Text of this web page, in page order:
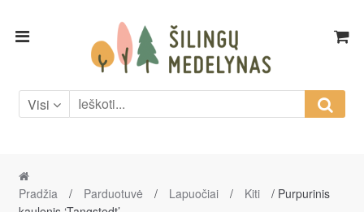
Skip
Skip
Visi
Pradžia / Parduotuvė / Lapuočiai / Kiti
/ Purpurinis